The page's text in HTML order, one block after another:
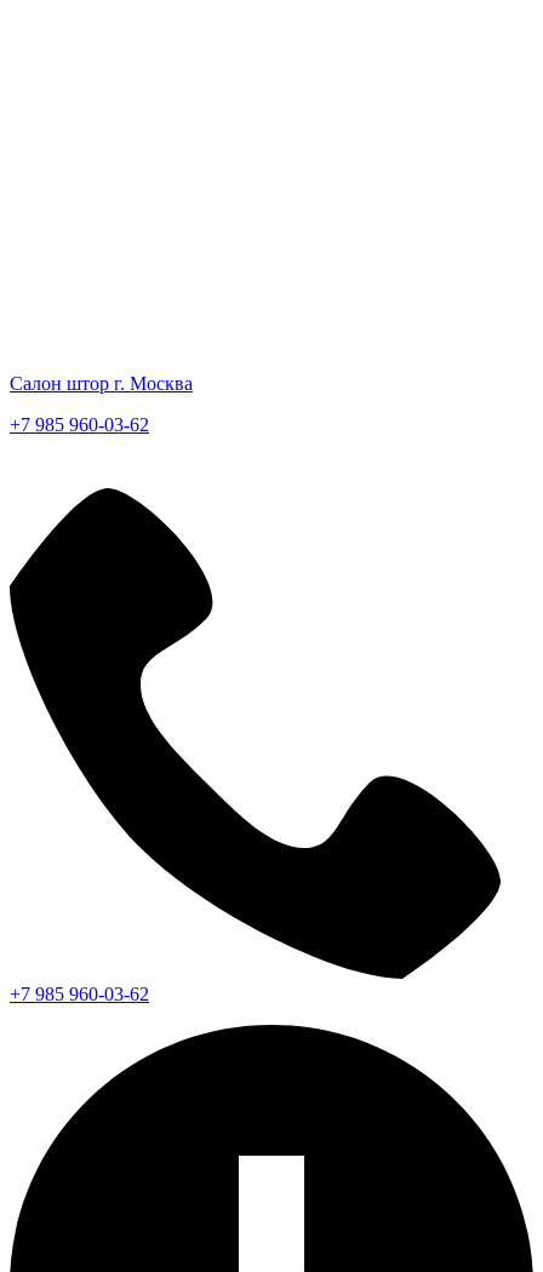
Салон штор г. Москва
+7 985 960-03-62
+7 985 960-03-62